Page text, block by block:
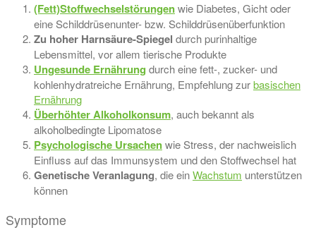
(Fett)Stoffwechselstörungenwie Diabetes, Gicht oder
eine Schilddrüsenunter- bzw. Schilddrüsenüberfunktion
Zu hoher Harnsäure-Spiegel durch purinhaltige
Lebensmittel, vor allem tierische Produkte
Ungesunde Ernährung durch eine fett-, zucker- und
kohlenhydratreiche Ernährung, Empfehlung zurbasischen
Ernährung
Überhöhter Alkoholkonsum, auch bekannt als
alkoholbedingte Lipomatose
Psychologische Ursachenwie Stress, der nachweislich
Einfluss auf das Immunsystem und den Stoffwechsel hat
Genetische Veranlagung, die einWachstum unterstützen
können
Symptome